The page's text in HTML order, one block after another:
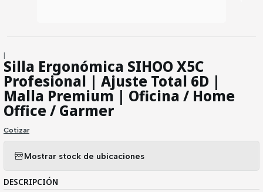
|
Silla Ergonómica SIHOO X5C
Profesional | Ajuste Total 6D |
Malla Premium | Oficina / Home
Office / Garmer
Cotizar
Mostrar stock de ubicaciones
DESCRIPCIÓN